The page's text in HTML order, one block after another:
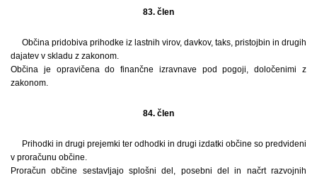
83. člen
Občina pridobiva prihodke iz lastnih virov, davkov, taks, pristojbin in drugih
dajatev v skladu z zakonom.
Občina je opravičena do finančne izravnave pod pogoji, določenimi z
zakonom.
84. člen
Prihodki in drugi prejemki ter odhodki in drugi izdatki občine so predvideni
v proračunu občine.
Proračun občine sestavljajo splošni del, posebni del in načrt razvojnih